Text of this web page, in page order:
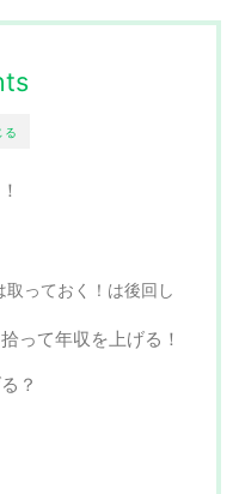
る
っておく！は後回し
って年収を上げる！
？